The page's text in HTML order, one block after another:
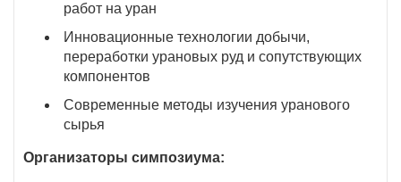
работ на уран
Инновационные технологии добычи,
переработки урановых руд и сопутствующих
компонентов
Современные методы изучения уранового
сырья
Организаторы симпозиума: